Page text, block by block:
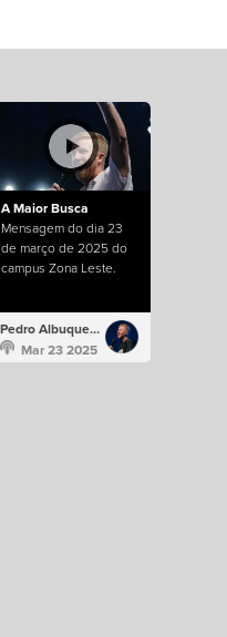
A Maior Busca
Mensagem do dia 23
de março de 2025 do
campus Zona Leste.
Pedro Albuquerque
Mar 23 2025